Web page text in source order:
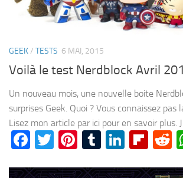
GEEK/ TESTS 6 MAI, 2015
Voilà le test Nerdblock Avril
Un nouveau mois, une nouvelle boite
surprises Geek. Quoi ? Vous connaissez pas
Lisez mon article par ici pour en savoir plus.
Facebook
Twitter
Pinterest
Tumblr